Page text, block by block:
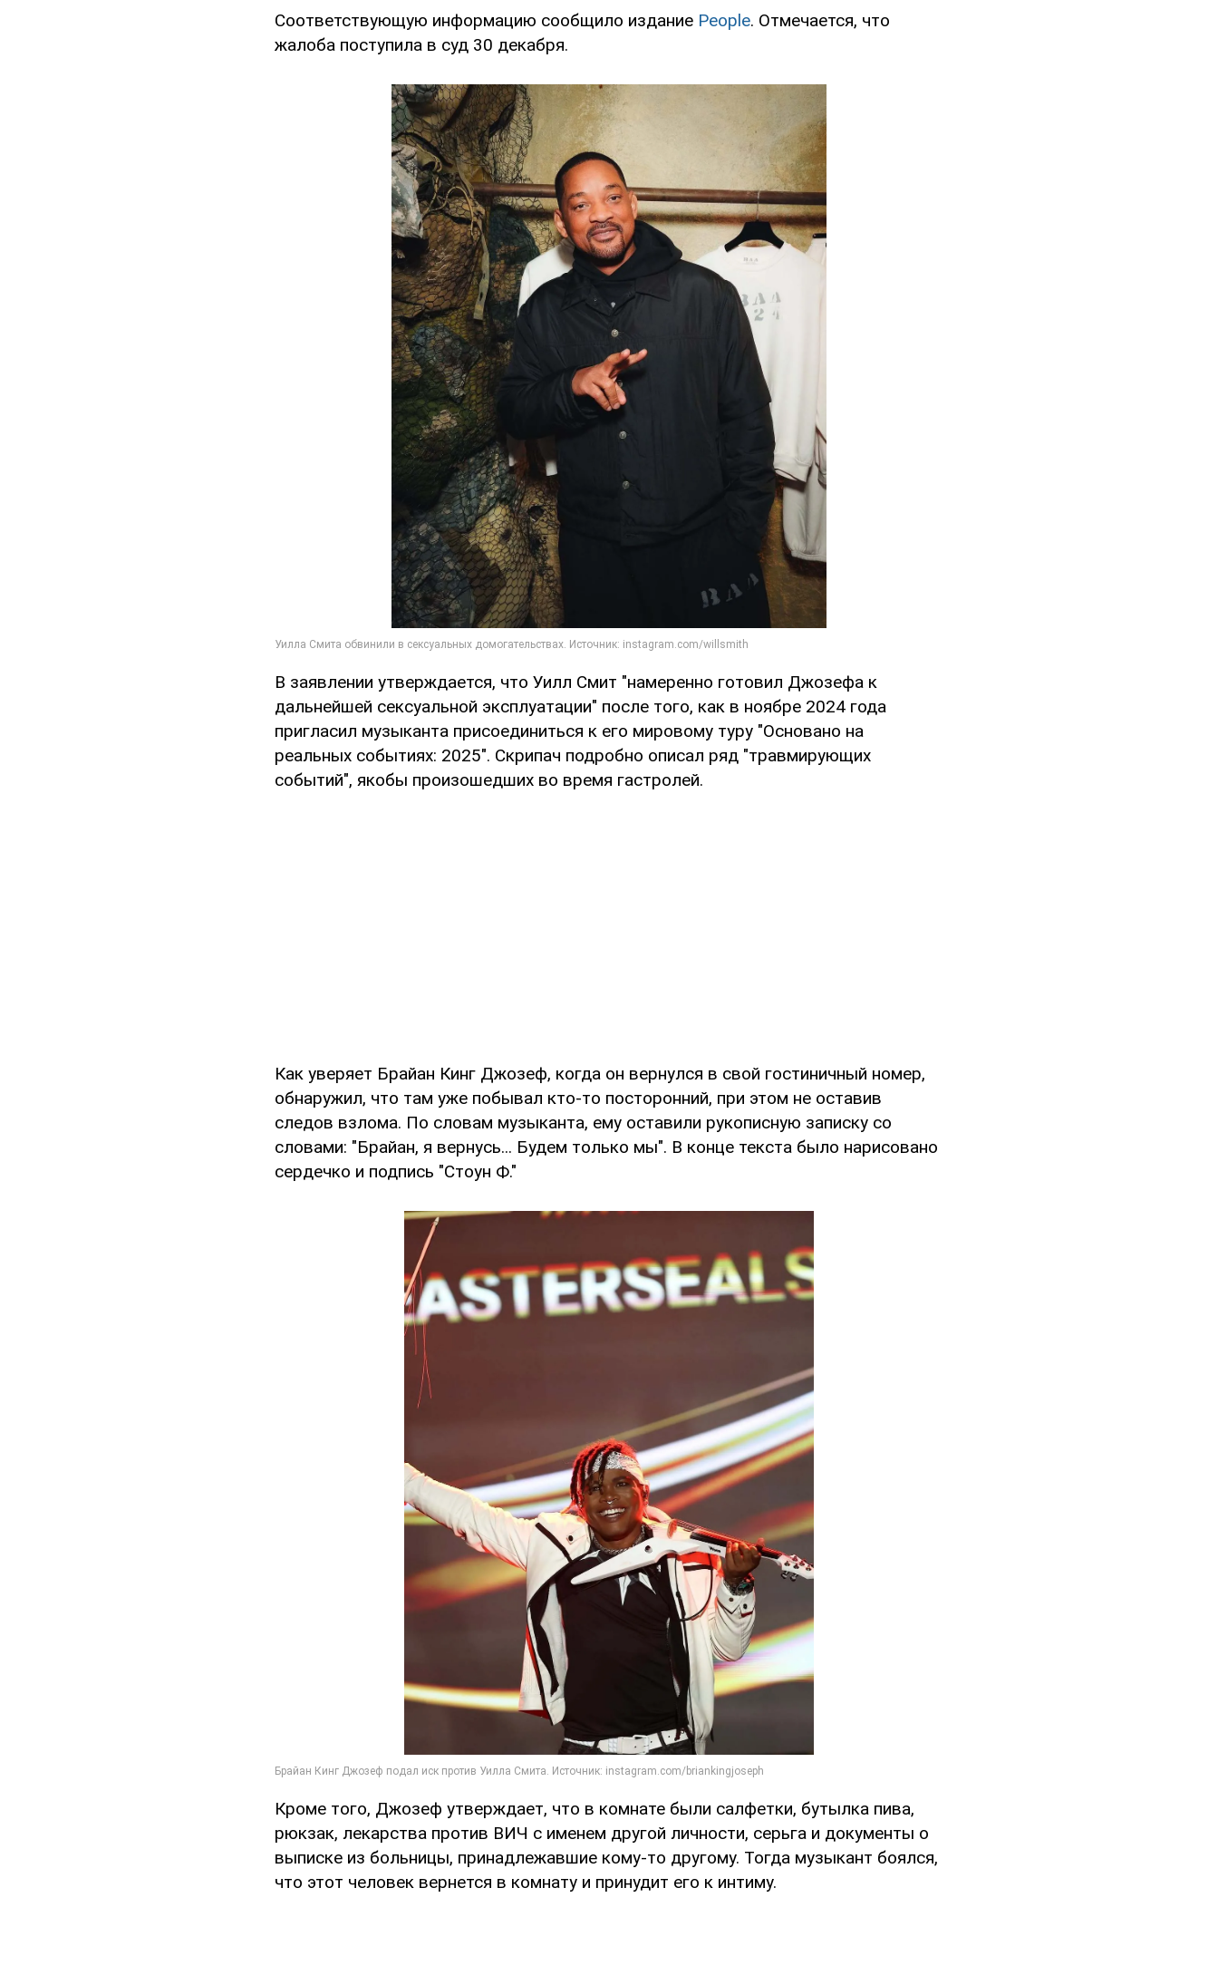
Соответствующую информацию сообщило издание People. Отмечается, что
жалоба поступила в суд 30 декабря.
В заявлении утверждается, что Уилл Смит "намеренно готовил Джозефа к
дальнейшей сексуальной эксплуатации" после того, как в ноябре 2024 года
пригласил музыканта присоединиться к его мировому туру "Основано на
реальных событиях: 2025". Скрипач подробно описал ряд "травмирующих
событий", якобы произошедших во время гастролей.
Как уверяет Брайан Кинг Джозеф, когда он вернулся в свой гостиничный номер,
обнаружил, что там уже побывал кто-то посторонний, при этом не оставив
следов взлома. По словам музыканта, ему оставили рукописную записку со
словами: "Брайан, я вернусь... Будем только мы". В конце текста было нарисовано
сердечко и подпись "Стоун Ф."
Кроме того, Джозеф утверждает, что в комнате были салфетки, бутылка пива,
рюкзак, лекарства против ВИЧ с именем другой личности, серьга и документы о
выписке из больницы, принадлежавшие кому-то другому. Тогда музыкант боялся,
что этот человек вернется в комнату и принудит его к интиму.